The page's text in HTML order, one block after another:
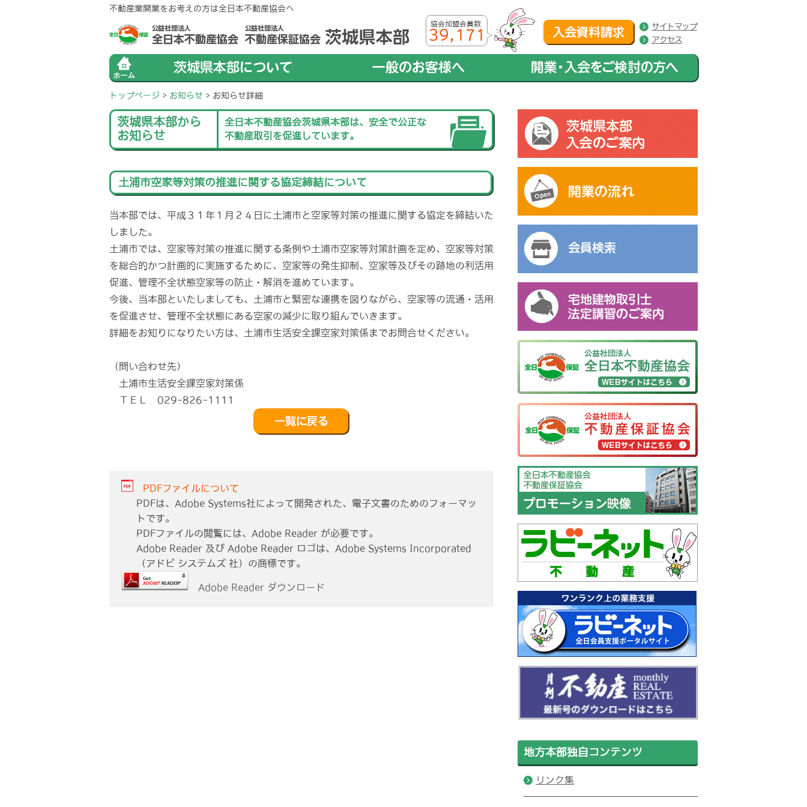
不動産業開業をお考えの方は全日本不動産協会へ
協会加盟会員数
39,171
サイトマップ
アクセス
トップページ > お知らせ > お知らせ詳細
茨城県本部から
お知らせ
全日本不動産協会茨城県本部は、安全で公正な
不動産取引を促進しています。
土浦市空家等対策の推進に関する協定締結について
当本部では、平成３１年１月２４日に土浦市と空家等対策の推進に関する協定を締結いた
しました。
土浦市では、空家等対策の推進に関する条例や土浦市空家等対策計画を定め、空家等対策
を総合的かつ計画的に実施するために、空家等の発生抑制、空家等及びその跡地の利活用
促進、管理不全状態空家等の防止・解消を進めています。
今後、当本部といたしましても、土浦市と緊密な連携を図りながら、空家等の流通・活用
を促進させ、管理不全状態にある空家の減少に取り組んでいきます。
詳細をお知りになりたい方は、土浦市生活安全課空家対策係までお問合せください。
（問い合わせ先）
土浦市生活安全課空家対策係
ＴＥＬ 029-826-1111
PDFファイルについて
PDFは、Adobe Systems社によって開発された、電子文書のためのフォーマッ
トです。
PDFファイルの閲覧には、Adobe Reader が必要です。
Adobe Reader 及び Adobe Reader ロゴは、Adobe Systems Incorporated
（アドビ システムズ 社）の商標です。
Adobe Reader ダウンロード
地方本部独自コンテンツ
リンク集